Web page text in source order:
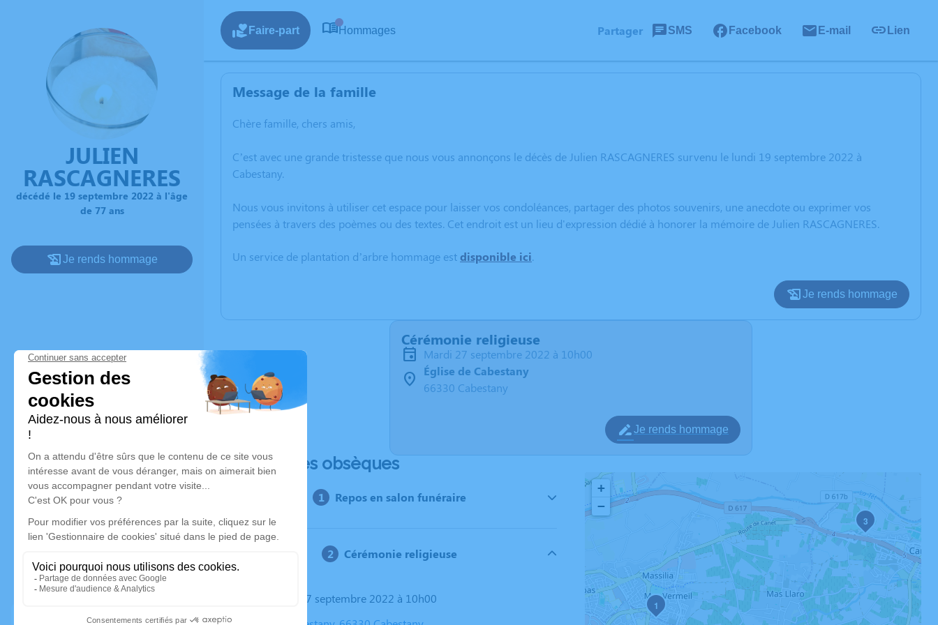
JULIEN
RASCAGNERES
décédé le 19 septembre 2022 à l'âge
de 77 ans
Je rends hommage
Faire-part Hommages Partager SMS Facebook E-mail Lien
Message de la famille
Chère famille, chers amis,
C’est avec une grande tristesse que nous vous annonçons le décès de Julien RASCAGNERES survenu le lundi 19 septembre 2022 à
Cabestany.
Nous vous invitons à utiliser cet espace pour laisser vos condoléances, partager des photos souvenirs, une anecdote ou exprimer vos
pensées à travers des poèmes ou des textes. Cet endroit est un lieu d'expression dédié à honorer la mémoire de Julien RASCAGNERES.
Un service de plantation d’arbre hommage estdisponible ici.
Je rends hommage
Cérémonie religieuse
mardi 27 septembre 2022 à 10h00
Église de Cabestany
66330 Cabestany
Je rends hommage
Déroulé des obsèques
Repos en salon funéraire
Cérémonie religieuse
Le mardi 27 septembre 2022 à 10h00
1
3
+
−